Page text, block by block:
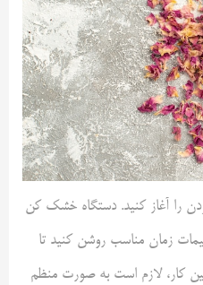
را آغاز کنید. دستگاه خشک کن
زمان مناسب روشن کنید تا
کار، لازم است به صورت منظم